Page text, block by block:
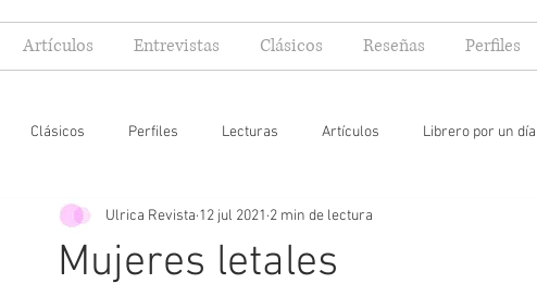
Artículos Entrevistas Clásicos Reseñas Perfiles
Clásicos Perfiles Lecturas Artículos Librero por un día
Editoriales Especial FIL Mi yo lector
Mujeres letales
Ulrica Revista 12 jul 2021 2 min de lectura